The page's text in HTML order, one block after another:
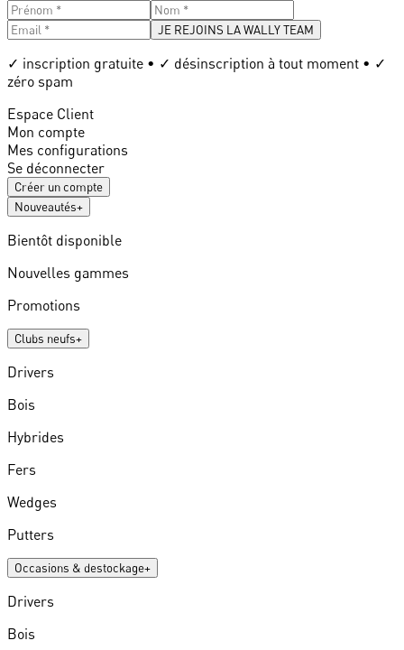
JE REJOINS LA WALLY TEAM
✓ inscription gratuite • ✓ désinscription à tout moment • ✓
zéro spam
Espace Client
Mon compte
Mes configurations
Se déconnecter
Créer un compte
Nouveautés+
Bientôt disponible
Nouvelles gammes
Promotions
Clubs neufs+
Drivers
Bois
Hybrides
Fers
Wedges
Putters
Occasions & destockage+
Drivers
Bois